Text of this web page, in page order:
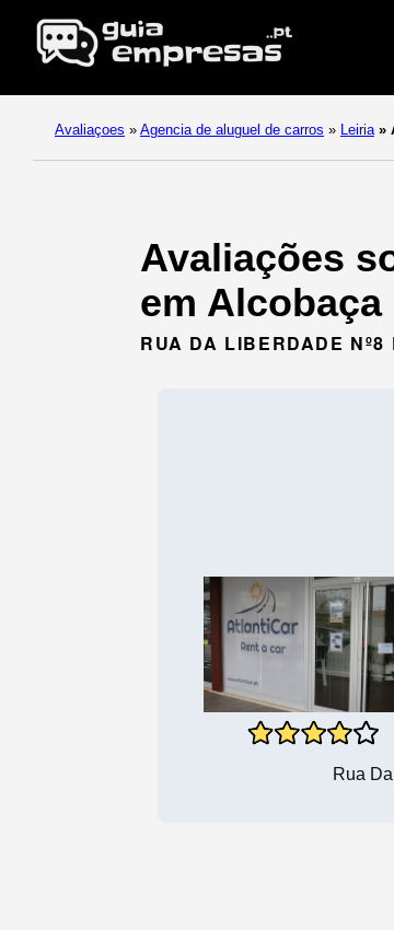
Avaliaçoes » Agencia de aluguel de carros » Leiria »
Avaliações
em Alcobaça
RUA DA LIBERDADE
Rua